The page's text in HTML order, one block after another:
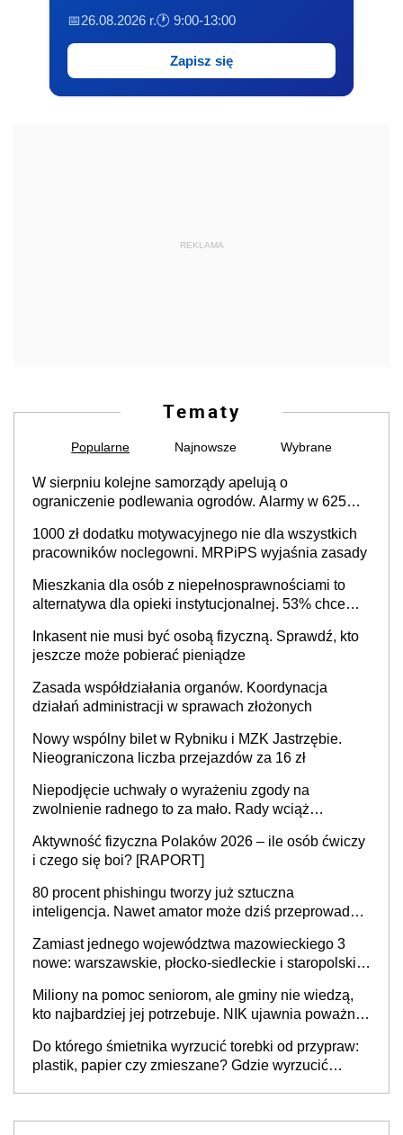
📅26.08.2026 r.🕐 9:00-13:00
Zapisz się
REKLAMA
Tematy
Popularne Najnowsze Wybrane
W sierpniu kolejne samorządy apelują o
ograniczenie podlewania ogrodów. Alarmy w 625
cały kraj
1000 zł dodatku motywacyjnego nie dla wszystkich
pracowników noclegowni. MRPiPS wyjaśnia zasady
Mieszkania dla osób z niepełnosprawnościami to
alternatywa dla opieki instytucjonalnej. 53% chce
Inkasent nie musi być osobą fizyczną. Sprawdź, kto
jeszcze może pobierać pieniądze
Zasada współdziałania organów. Koordynacja
działań administracji w sprawach złożonych
Nowy wspólny bilet w Rybniku i MZK Jastrzębie.
Nieograniczona liczba przejazdów za 16 zł
Niepodjęcie uchwały o wyrażeniu zgody na
zwolnienie radnego to za mało. Rady wciąż
sprawy
Aktywność fizyczna Polaków 2026 – ile osób ćwiczy
i czego się boi? [RAPORT]
80 procent phishingu tworzy już sztuczna
inteligencja. Nawet amator może dziś przeprowadzić
Zamiast jednego województwa mazowieckiego 3
nowe: warszawskie, płocko-siedleckie i staropolskie.
stołecznych
Miliony na pomoc seniorom, ale gminy nie wiedzą,
kto najbardziej jej potrzebuje. NIK ujawnia poważną
Do którego śmietnika wyrzucić torebki od przypraw:
plastik, papier czy zmieszane? Gdzie wyrzucić